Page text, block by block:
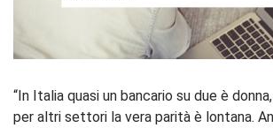
“In Italia quasi un bancario su due è
per altri settori la vera parità è lontana.